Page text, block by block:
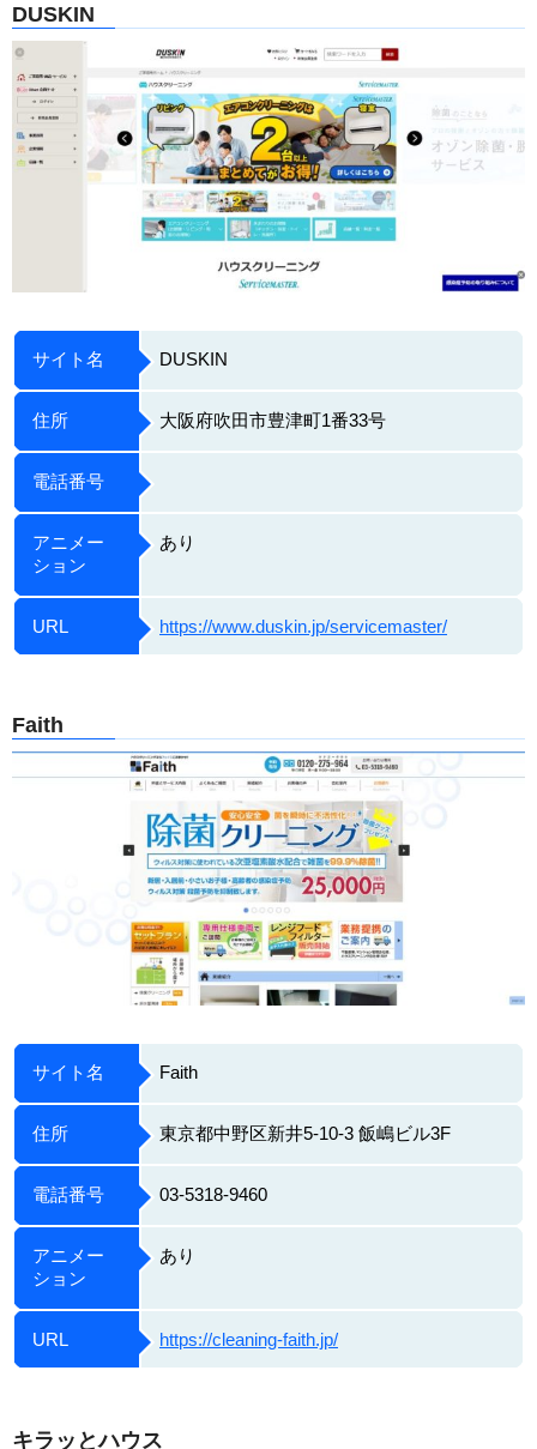
DUSKIN
サイト名 DUSKIN
住所 大阪府吹田市豊津町1番33号
電話番号
アニメー
ション
あり
URL https://www.duskin.jp/servicemaster/
Faith
サイト名 Faith
住所 東京都中野区新井5-10-3 飯嶋ビル3F
電話番号 03-5318-9460
アニメー
ション
あり
URL https://cleaning-faith.jp/
キラッとハウス